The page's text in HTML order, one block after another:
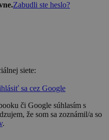
Zabudli ste heslo?
siete:
sa cez Google
či Google súhlasím s
že som sa zoznámil/a so
.